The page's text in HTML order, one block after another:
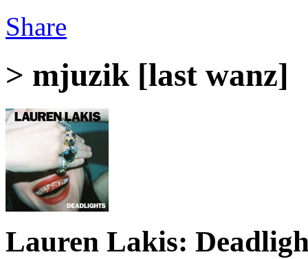
Share
> mjuzik [last wanz]
Lauren Lakis: